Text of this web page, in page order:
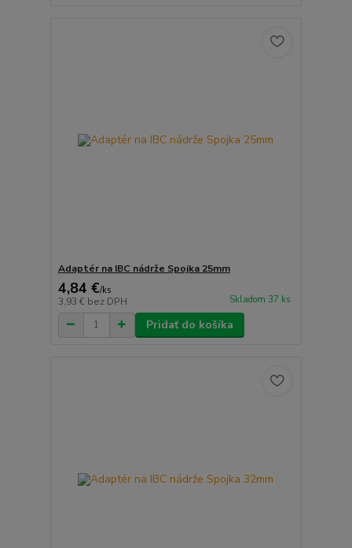
Adaptér na IBC nádrže Spojka 25mm
4,84 €/ks
3,93 € bez DPH Skladom 37 ks
Pridať do košíka